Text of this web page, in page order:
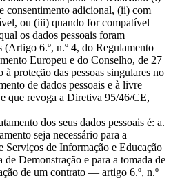
consentimento adicional, (ii) com
ou (iii) quando for compatível
os dados pessoais foram
6.º, n.º 4, do Regulamento
Europeu e do Conselho, de 27
proteção das pessoas singulares no
de dados pessoais e à livre
que revoga a Diretiva 95/46/CE,
dos seus dados pessoais é: a.
seja necessário para a
Serviços de Informação e Educação
Demonstração e para a tomada de
de um contrato — artigo 6.º, n.º